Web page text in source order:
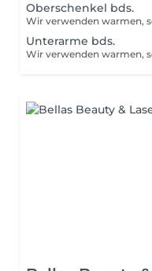
Oberschenkel bds.
Unterarme bds.